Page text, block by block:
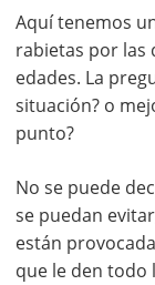
Aquí tenemos
rabietas por las
edades. La
situación? o
punto?
No se puede
se puedan
están
que le den todo